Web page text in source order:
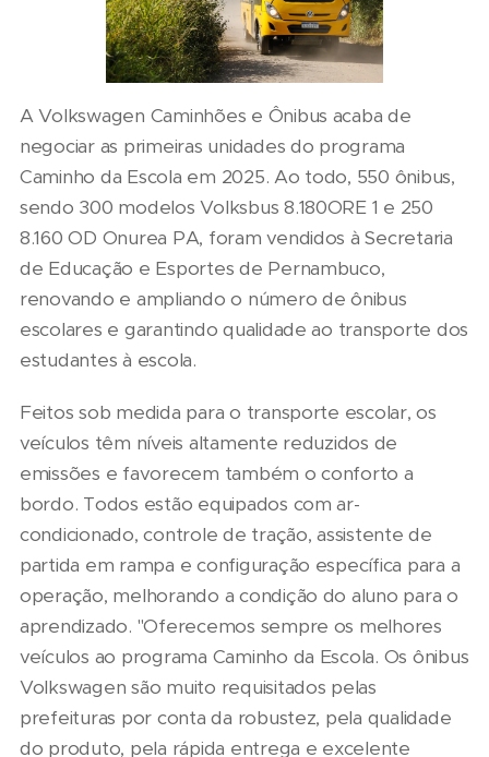
A Volkswagen Caminhões e Ônibus acaba de
negociar as primeiras unidades do programa
Caminho da Escola em 2025. Ao todo, 550 ônibus,
sendo 300 modelos Volksbus 8.180ORE 1 e 250
8.160 OD Onurea PA, foram vendidos à Secretaria
de Educação e Esportes de Pernambuco,
renovando e ampliando o número de ônibus
escolares e garantindo qualidade ao transporte dos
estudantes à escola.
Feitos sob medida para o transporte escolar, os
veículos têm níveis altamente reduzidos de
emissões e favorecem também o conforto a
bordo. Todos estão equipados com ar-
condicionado, controle de tração, assistente de
partida em rampa e configuração específica para a
operação, melhorando a condição do aluno para o
aprendizado. "Oferecemos sempre os melhores
veículos ao programa Caminho da Escola. Os ônibus
Volkswagen são muito requisitados pelas
prefeituras por conta da robustez, pela qualidade
do produto, pela rápida entrega e excelente